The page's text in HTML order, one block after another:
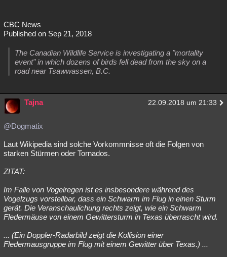
CBC News
Published on Sep 21, 2018
The Canadian Wildlife Service is investigating a "mortality
event" in which dozens of birds fell dead from the sky on a
road near Tsawwassen, B.C.
Tajna 22.09.2018 um 21:33
@Dogmatix
Laut Wikipedia sind solche Vorkommnisse oft die Folgen von
starken Stürmen oder Tornados.
ZITAT:
Im Falle von Vogelregen ist es insbesondere während des
Vogelzugs vorstellbar, dass ein Schwarm im Flug in einen Sturm
gerät. Die Veranschaulichung rechts zeigt, wie ein Schwarm
Fledermäuse von einem Gewittersturm in Texas überrascht wird.
... (Ein Doppler-Radarbild zeigt die Kollision einer
Fledermausgruppe im Flug mit einem Gewitter über Texas.) ...